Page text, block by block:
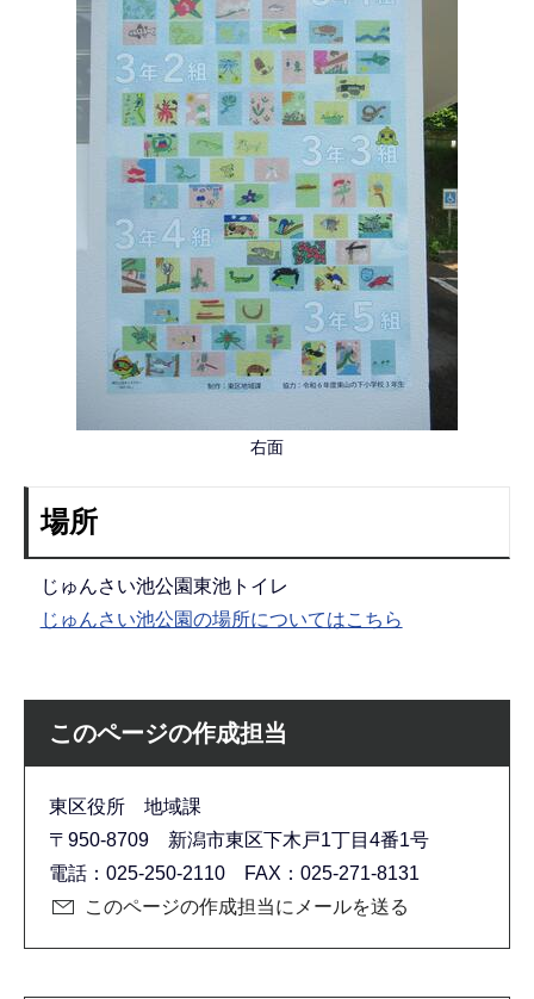
右面
場所
じゅんさい池公園東池トイレ
じゅんさい池公園の場所についてはこちら
このページの作成担当
東区役所 地域課
〒950-8709 新潟市東区下木戸1丁目4番1号
電話：025-250-2110 FAX：025-271-8131
このページの作成担当にメールを送る